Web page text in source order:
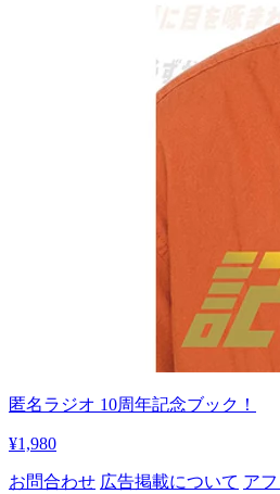
匿名ラジオ 10周年記念ブック！
¥1,980
お問合わせ 広告掲載について ア